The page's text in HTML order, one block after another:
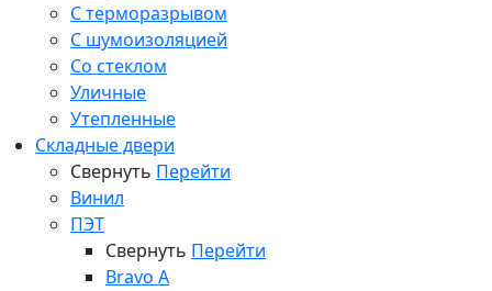
С терморазрывом
С шумоизоляцией
Со стеклом
Уличные
Утепленные
Складные двери
Свернуть Перейти
Винил
ПЭТ
Свернуть Перейти
Bravo A